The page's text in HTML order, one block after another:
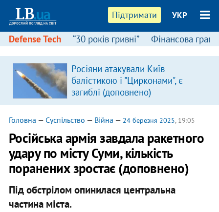
Підтримати УКР
Defense Tech “30 років гривні” Фінансова
Росіяни атакували Київ
балістикою і "Цирконами", є
загиблі (доповнено)
Головна — Суспільство — Війна — 24 березня 2025, 19:05
Російська армія завдала ракетного
удару по місту Суми, кількість
поранених зростає (доповнено)
Під обстрілом опинилася центральна
частина міста.